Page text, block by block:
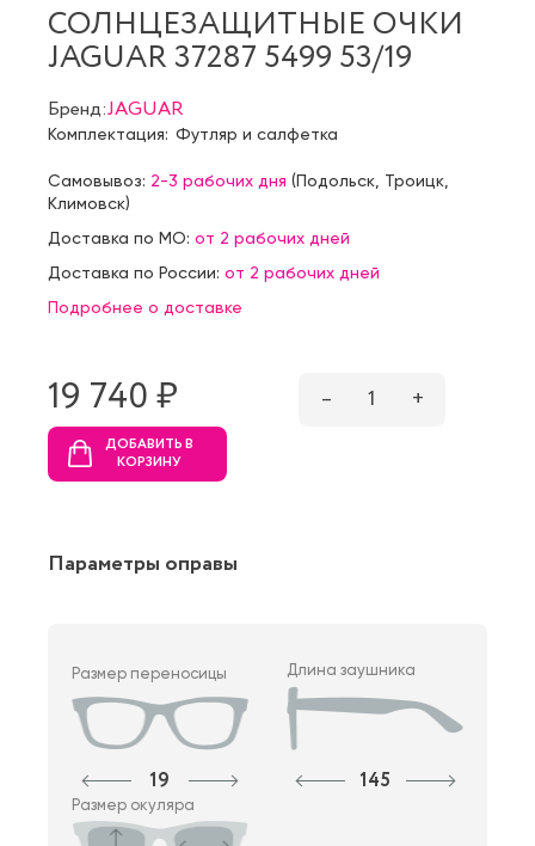
СОЛНЦЕЗАЩИТНЫЕ ОЧКИ
JAGUAR 37287 5499 53/19
Бренд:JAGUAR
Комплектация: Футляр и салфетка
Самовывоз: 2-3 рабочих дня (Подольск Троицк
Климовск)
Доставка по МО: от 2 рабочих дней
Доставка по России: от 2 рабочих дней
Подробнее о доставке
19 740 ₷ – 1 +
ДОБАВИТЬ В
КОРЗИНУ
Параметры оправы
Размер переносицы
19
Длина заушника
145
Размер окуляра